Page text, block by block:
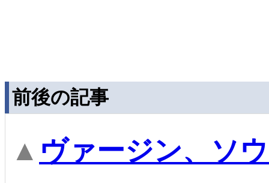
前後の記事
▲ ヴァージン、ソ